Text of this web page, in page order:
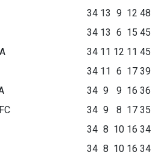
34 13 9 12 48
34 13 6 15 45
34 11 12 11 45
34 11 6 17 39
34 9 9 16 36
34 9 8 17 35
34 8 10 16 34
34 8 10 16 34